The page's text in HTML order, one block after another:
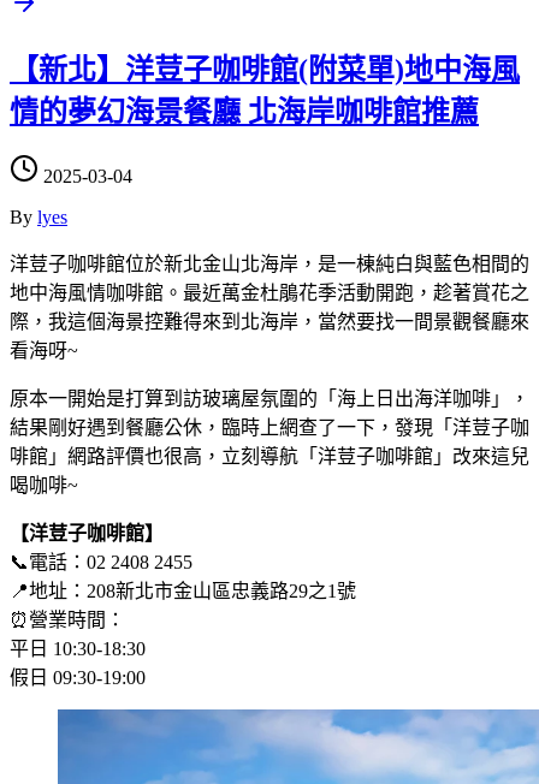
【新北】洋荳子咖啡館(附菜單)地中海風
情的夢幻海景餐廳 北海岸咖啡館推薦
2025-03-04
By lyes
洋荳子咖啡館位於新北金山北海岸，是一棟純白與藍色相間的
地中海風情咖啡館。最近萬金杜鵑花季活動開跑，趁著賞花之
際，我這個海景控難得來到北海岸，當然要找一間景觀餐廳來
看海呀~
原本一開始是打算到訪玻璃屋氛圍的「海上日出海洋咖啡」，
結果剛好遇到餐廳公休，臨時上網查了一下，發現「洋荳子咖
啡館」網路評價也很高，立刻導航「洋荳子咖啡館」改來這兒
喝咖啡~
【洋荳子咖啡館】
📞電話：02 2408 2455
📍地址：208新北市金山區忠義路29之1號
⏰營業時間：
平日 10:30-18:30
假日 09:30-19:00